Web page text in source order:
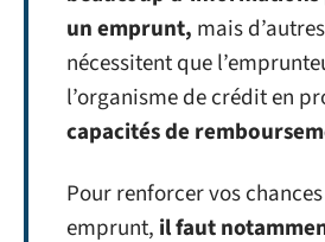
un emprunt, mais
nécessitent que
l’organisme de crédit en
capacités de
Pour renforcer vos
emprunt, il faut